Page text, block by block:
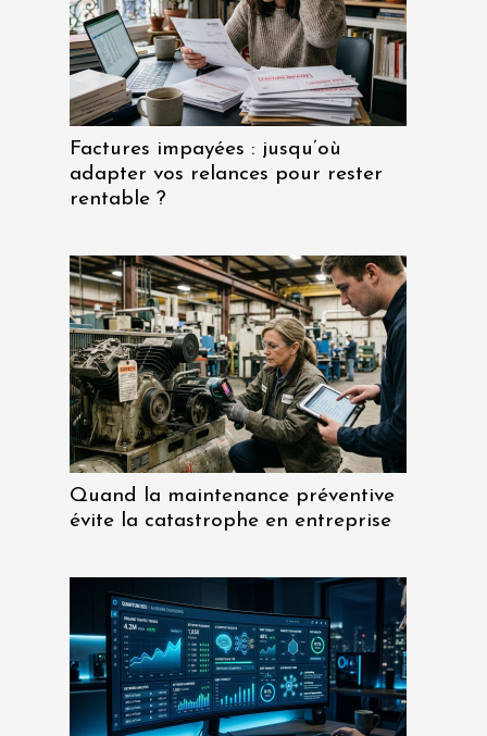
Factures impayées : jusqu’où
adapter vos relances pour rester
rentable ?
Quand la maintenance préventive
évite la catastrophe en entreprise